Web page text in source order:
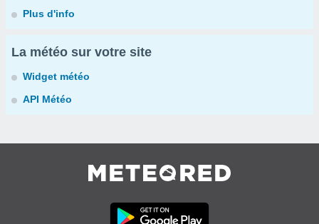
Plus d'info
La météo sur votre site
Widget météo
API Météo